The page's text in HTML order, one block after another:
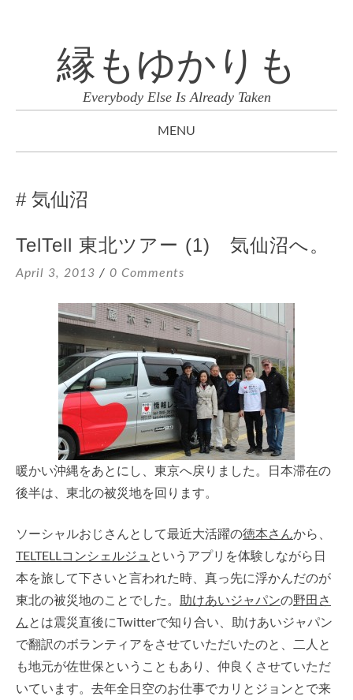
縁もゆかりも
Everybody Else Is Already Taken
MENU
CONTENT
気仙沼
TelTell 東北ツアー (1) 気仙沼へ。
April 3, 2013 0 Comments
暖かい沖縄をあとにし、東京へ戻りました。日本滞在の
後半は、東北の被災地を回ります。
ソーシャルおじさんとして最近大活躍の徳本さんから、
TELTELLコンシェルジュ というアプリを体験しながら日
本を旅して下さいと言われた時、真っ先に浮かんだのが
東北の被災地のことでした。
助けあいジャパンの野田さ
んとは震災直後にTwitterで知り合い、助けあいジャパン
で翻訳のボランティアをさせていただいたのと、二人と
も地元が佐世保ということもあり、仲良くさせていただ
いています。去年全日空のお仕事でカリとジョンとで来